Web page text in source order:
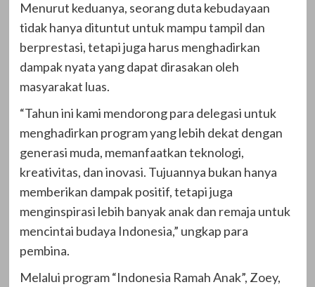
Menurut keduanya, seorang duta kebudayaan
tidak hanya dituntut untuk mampu tampil dan
berprestasi, tetapi juga harus menghadirkan
dampak nyata yang dapat dirasakan oleh
masyarakat luas.
“Tahun ini kami mendorong para delegasi untuk
menghadirkan program yang lebih dekat dengan
generasi muda, memanfaatkan teknologi,
kreativitas, dan inovasi. Tujuannya bukan hanya
memberikan dampak positif, tetapi juga
menginspirasi lebih banyak anak dan remaja untuk
mencintai budaya Indonesia,” ungkap para
pembina.
Melalui program “Indonesia Ramah Anak”, Zoey,